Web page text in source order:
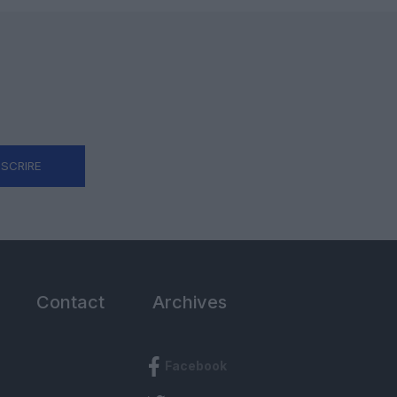
Contact Archives